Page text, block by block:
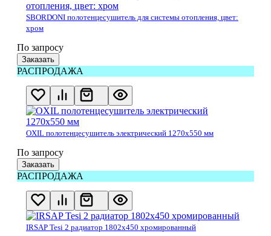
SBORDONI полотенцесушитель для системы отопления, цвет:
хром
По запросу
Заказать
РАСПРОДАЖА
OXIL полотенцесушитель электрический 1270х550 мм
По запросу
Заказать
РАСПРОДАЖА
IRSAP Tesi 2 радиатор 1802x450 хромированный